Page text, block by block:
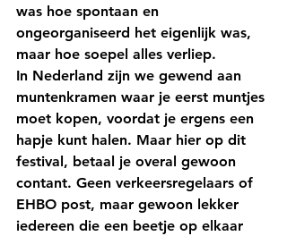
was hoe spontaan en
ongeorganiseerd het eigenlijk was,
maar hoe soepel alles verliep.
In Nederland zijn we gewend aan
muntenkramen waar je eerst muntjes
moet kopen, voordat je ergens een
hapje kunt halen. Maar hier op dit
festival, betaal je overal gewoon
contant. Geen verkeersregelaars of
EHBO post, maar gewoon lekker
iedereen die een beetje op elkaar